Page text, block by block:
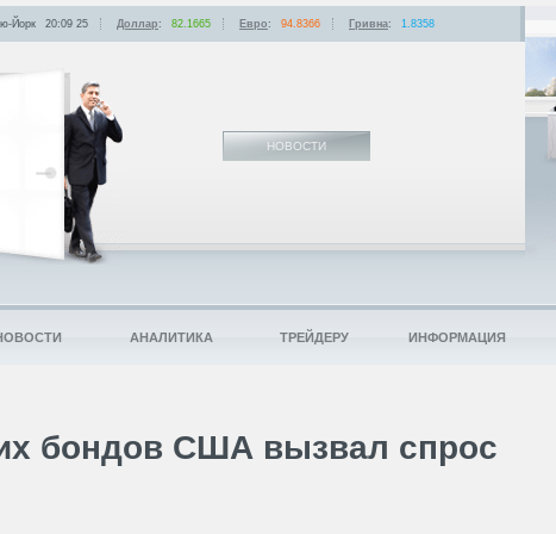
бондов США вызвал спрос
НОВОСТИ
Йорк 20:09 25 Доллар: 82.1665 Евро: 94.8366 Гривна: 1.8358
АНАЛИТИКА ТРЕЙДЕРУ ИНФОРМАЦИЯ